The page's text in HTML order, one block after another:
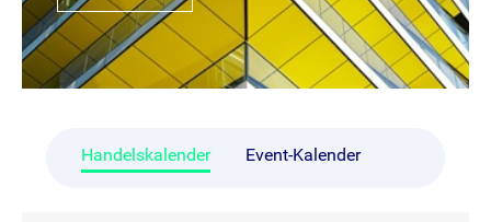
Handelskalender Event-Kalender